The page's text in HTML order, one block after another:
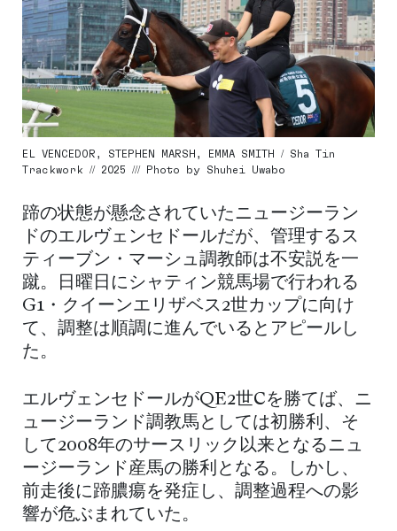
EL VENCEDOR, STEPHEN MARSH, EMMA SMITH / Sha Tin
Trackwork // 2025 /// Photo by Shuhei Uwabo
蹄の状態が懸念されていたニュージーラン
ドのエルヴェンセドールだが、管理するス
ティーブン・マーシュ調教師は不安説を一
蹴。日曜日にシャティン競馬場で行われる
G1・クイーンエリザベス2世カップに向け
て、調整は順調に進んでいるとアピールし
た。
エルヴェンセドールがQE2世Cを勝てば、ニ
ュージーランド調教馬としては初勝利、そ
して2008年のサースリック以来となるニュ
ージーランド産馬の勝利となる。しかし、
前走後に蹄膿瘍を発症し、調整過程への影
響が危ぶまれていた。